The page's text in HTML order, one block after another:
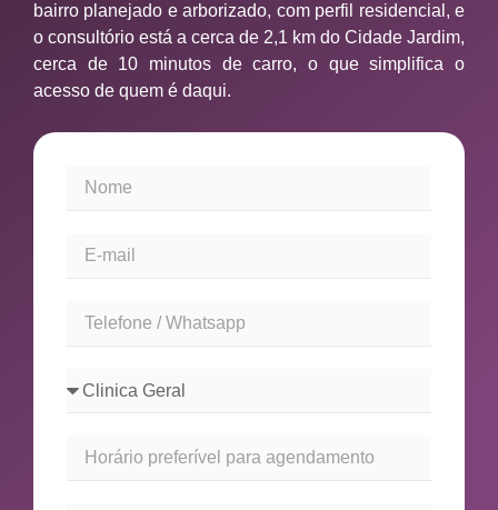
bairro planejado e arborizado, com perfil residencial, e
o consultório está a cerca de 2,1 km do Cidade Jardim,
cerca de 10 minutos de carro, o que simplifica o
acesso de quem é daqui.